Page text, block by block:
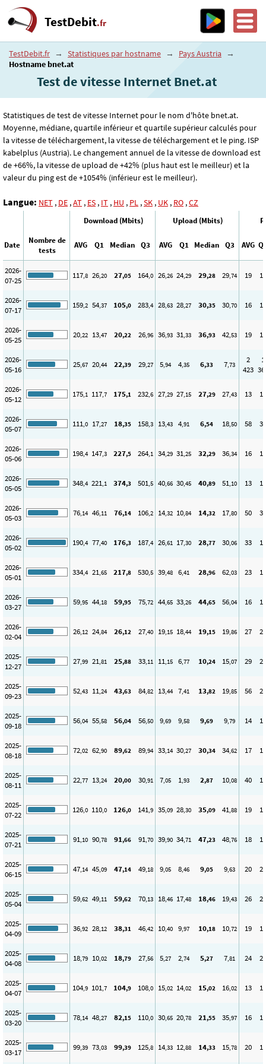
TestDebit.fr
TestDebit.fr → Statistiques par hostname → Pays Austria →
Hostname bnet.at
Test de vitesse Internet Bnet.at
Statistiques de test de vitesse Internet pour le nom d'hôte bnet.at.
Moyenne, médiane, quartile inférieur et quartile supérieur calculés pour
la vitesse de téléchargement, la vitesse de téléchargement et le ping. ISP
kabelplus (Austria). Le changement annuel de la vitesse de download est
de +66%, la vitesse de upload de +42% (plus haut est le meilleur) et la
valeur du ping est de +1054% (inférieur est le meilleur).
Langue: NET , DE ,AT , ES , IT , HU , PL ,SK , UK , RO ,CZ
Download (Mbits) Upload (Mbits)
Date
Nombre de
tests
AVG Q1 Median Q3 AVG Q1 Median Q3 AVG
2026-
07-25
117,8 26,20 27,05 164,0 26,26 24,29 29,28 29,74 19 17
2026-
07-17
159,2 54,37 105,0 283,4 28,63 28,27 30,35 30,70 16 14
2026-
05-25
20,22 13,47 20,22 26,96 36,93 31,33 36,93 42,53 19 18
2026-
05-16
25,67 20,44 22,39 29,27 5,94 4,35 6,33 7,73
2
423
1
2026-
05-12
175,1 117,7 175,1 232,6 27,29 27,15 27,29 27,43 13 13
2026-
05-07
111,0 17,27 18,35 158,3 13,43 4,91 6,54 18,50 58 34
2026-
05-06
198,4 147,3 227,5 264,1 34,29 31,25 32,29 36,34 16 15
2026-
05-05
348,4 221,1 374,3 501,5 40,66 30,45 40,89 51,10 13 11
2026-
05-03
76,14 46,11 76,14 106,2 14,32 10,84 14,32 17,80 50 34
2026-
05-02
190,4 77,40 176,3 187,4 26,61 17,30 28,77 30,06 33 19
2026-
05-01
334,4 21,65 217,8 530,5 39,48 6,41 28,96 62,03 23 15
2026-
03-27
59,95 44,18 59,95 75,72 44,65 33,26 44,65 56,04 16 16
2026-
02-04
26,12 24,84 26,12 27,40 19,15 18,44 19,15 19,86 27 25
2025-
12-27
27,99 21,81 25,88 33,11 11,15 6,77 10,24 15,07 29 24
2025-
09-23
52,43 11,24 43,63 84,82 13,44 7,41 13,82 19,85 56 20
2025-
09-18
56,04 55,58 56,04 56,50 9,69 9,58 9,69 9,79 14 14
2025-
08-18
72,02 62,90 89,62 89,94 33,14 30,27 30,34 34,62 17 16
2025-
08-11
22,77 13,24 20,00 30,91 7,05 1,93 2,87 10,08 40 19
2025-
07-22
126,0 110,0 126,0 141,9 35,09 28,30 35,09 41,88 19 19
2025-
07-21
91,10 90,78 91,66 91,70 39,90 34,71 47,23 48,76 18 16
2025-
06-15
47,14 45,09 47,14 49,18 9,05 8,46 9,05 9,63 20 20
2025-
05-04
59,62 49,11 59,62 70,13 18,46 17,48 18,46 19,43 26 24
2025-
04-09
36,92 28,12 38,31 46,42 10,40 9,97 10,18 10,72 19 18
2025-
04-08
18,79 10,02 18,79 27,56 5,27 2,74 5,27 7,81 24 21
2025-
04-07
104,9 101,7 104,9 108,0 15,02 14,02 15,02 16,02 13 13
2025-
03-20
78,14 48,27 82,15 110,0 30,65 20,78 21,55 35,97 16 16
2025-
03-17
99,39 73,03 99,39 125,8 14,33 12,88 14,33 15,78 20 15